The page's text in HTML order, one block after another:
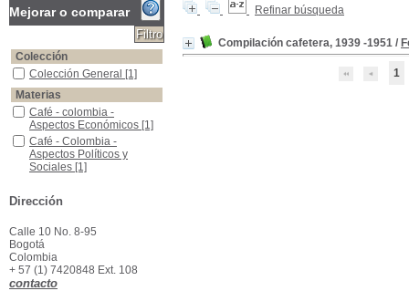
Refinar búsqueda
Compilación cafetera, 1939 -1951 /
1
Mejorar o comparar
Colección
Colección General
Colección General [1]
Materias
Café - colombia - Aspectos Económicos
Café - colombia -
Aspectos Económicos [1]
Café - Colombia - Aspectos Políticos y Sociales
Café - Colombia -
Aspectos Políticos y
Sociales [1]
Acuerdos
Cafeteros,1940
Dirección
Calle 10 No. 8-95
Bogotá
Colombia
+ 57 (1) 7420848 Ext. 108
contacto